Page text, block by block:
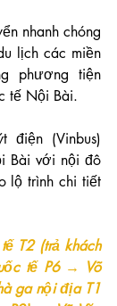
nhanh chóng
lịch các miền
phương tiện
tế Nội Bài.
điện (Vinbus)
Bài với nội đô
lộ trình chi tiết
T2 (trả khách
tế P6 → Võ
ga nội địa T1